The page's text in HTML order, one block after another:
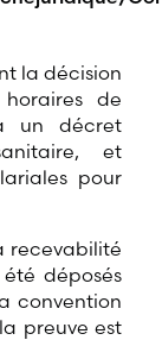
la décision
de
un décret
et
pour
recevabilité
déposés
convention
preuve est